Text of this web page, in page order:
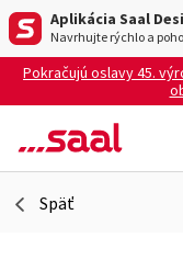
Aplikácia Saal
Navrhujte rýchlo a
Pokračujú oslavy 45.
Späť